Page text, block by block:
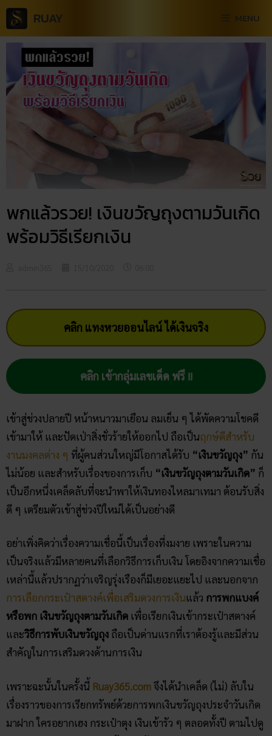
RUAY MENU
พกแล้วรวย! เงินขวัญ​ถุงตามวันเกิด
พร้อมวิธีเรียกเงิน
คลิก แทงหวยออนไลน์ ได้เงินจริง
คลิก เข้ากลุ่มเลขเด็ด ฟรี !!
เข้าสู่ช่วงปลายปี หน้าหนาวมาเยือน ลมเย็น ๆ ได้พัดความโชคดี
เข้ามาให้ และปัดเป่าสิ่งชั่วร้ายให้ออกไป ถือเป็นฤกษ์ดีสำหรับ
งานมงคลต่าง ๆ ที่ผู้คนส่วนใหญ่มีโอกาสได้รับ “เงินขวัญถุง” กัน
ไม่น้อย และสำหรับเรื่องของการเก็บ “เงินขวัญถุงตามวันเกิด” ก็
เป็นอีกหนึ่งเคล็ดลับที่จะนำพาให้เงินทองไหลมาเทมา ต้อนรับสิ่ง
ดี ๆ เตรียมตัวเข้าสู่ช่วงปีใหม่ได้เป็นอย่างดี
อย่าเพิ่งคิดว่าเรื่องความเชื่อนี้เป็นเรื่องที่งมงาย เพราะในความ
เป็นจริงแล้วมีหลายคนที่เลือกวิธีการเก็บเงิน โดยอิงจากความเชื่อ
เหล่านี้แล้วปรากฏว่าเจริญรุ่งเรืองก็มีเยอะแยะไป และนอกจาก
การเลือกกระเป๋าสตางค์เพื่อเสริมดวงการเงินแล้ว การพกแบงค์
หรือพก เงินขวัญถุงตามวันเกิด เพื่อเรียกเงินเข้ากระเป๋าสตางค์
และวิธีการพับเงินขวัญถุง ถือเป็นด่านแรกที่เราต้องรู้และมีส่วน
สำคัญในการเสริมดวงด้านการเงิน
เพราะฉะนั้นในครั้งนี้ Ruay365.comจึงได้นำเคล็ด (ไม่) ลับใน
เรื่องราวของการเรียกทรัพย์ด้วยการพกเงินขวัญถุงประจำวันเกิด
มาฝาก ใครอยากเฮง กระเป๋าตุง เงินเข้ารัว ๆ ตลอดทั้งปี ตามไปดู